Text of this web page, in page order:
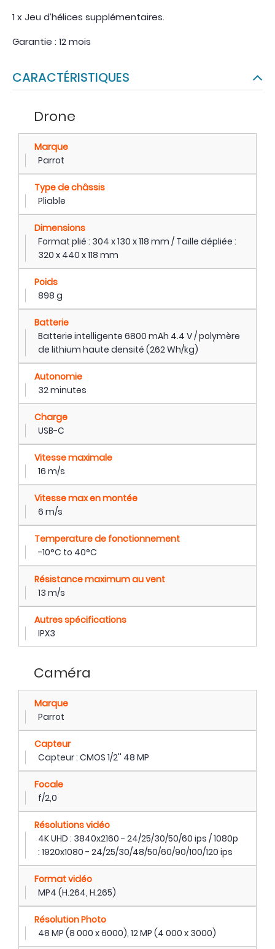
1 x Jeu d’hélices supplémentaires.
Garantie : 12 mois
CARACTÉRISTIQUES
Drone
Marque
Parrot
Type de châssis
Pliable
Dimensions
Format plié : 304 x 130 x 118 mm / Taille dépliée :
320 x 440 x 118 mm
Poids
898 g
Batterie
Batterie intelligente 6800 mAh 4.4 V / polymère
de lithium haute densité (262 Wh/kg)
Autonomie
32 minutes
Charge
USB-C
Vitesse maximale
16 m/s
Vitesse max en montée
6 m/s
Temperature de fonctionnement
-10°C to 40°C
Résistance maximum au vent
13 m/s
Autres spécifications
IPX3
Caméra
Marque
Parrot
Capteur
Capteur : CMOS 1/2'' 48 MP
Focale
f/2,0
Résolutions vidéo
4K UHD : 3840x2160 - 24/25/30/50/60 ips / 1080p
: 1920x1080 - 24/25/30/48/50/60/90/100/120 ips
Format vidéo
MP4 (H.264, H.265)
Résolution Photo
48 MP (8 000 x 6000), 12 MP (4 000 x 3000)